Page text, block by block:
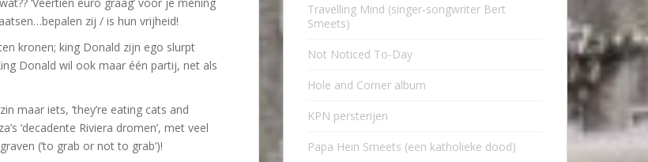
zij / is hun vrijheid!
kronen; king Donald zijn ego slurpt
Donald wil ook maar één partij, net als
maar iets, ’they’re eating cats and
‘decadente Riviera dromen’, met veel
(’to grab or not to grab’)!
Travelling Mind (singer-songwriter Bert
Smeets)
Not Noticed To-Day
Hole and Corner album
KPN persterijen
Papa Hein Smeets (een katholieke dood)